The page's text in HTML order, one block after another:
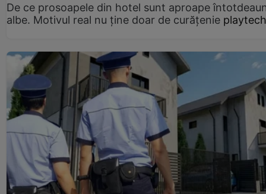
De ce prosoapele din hotel sunt aproape
albe. Motivul real nu ține doar de curățenie